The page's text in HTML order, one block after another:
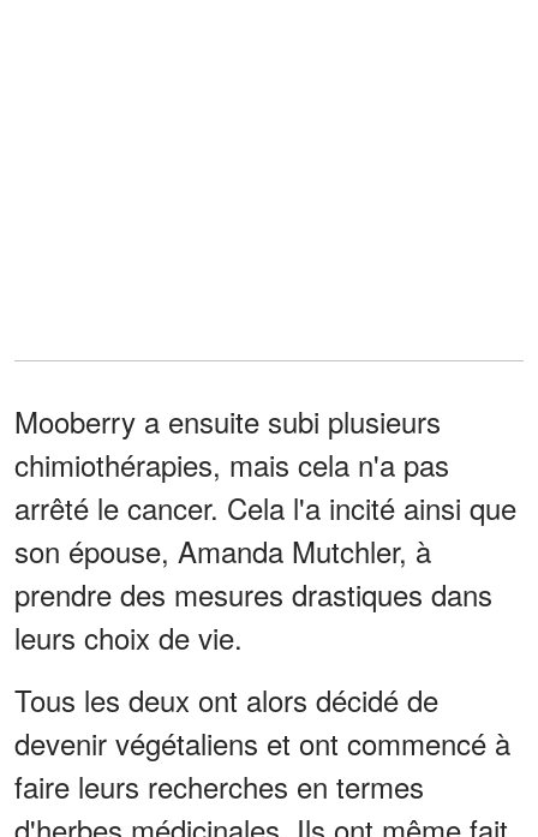
Mooberry a ensuite subi plusieurs
chimiothérapies, mais cela n'a pas
arrêté le cancer. Cela l'a incité ainsi que
son épouse, Amanda Mutchler, à
prendre des mesures drastiques dans
leurs choix de vie.
Tous les deux ont alors décidé de
devenir végétaliens et ont commencé à
faire leurs recherches en termes